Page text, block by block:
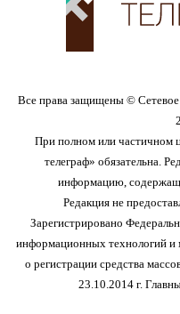
Все права защищены ©
При полном или частичном
телеграф» обязательна.
информацию,
Редакция не
Зарегистрировано
информационных технологий и
о регистрации средства
23.10.2014 г.